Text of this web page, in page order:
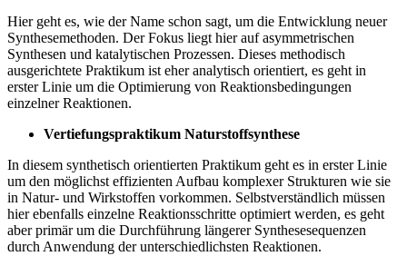
Hier geht es, wie der Name schon sagt, um die Entwicklung neuer
Synthese­methoden. Der Fokus liegt hier auf asymmetrischen
Synthesen und katalytischen Prozessen. Dieses methodisch
ausgerichtete Praktikum ist eher analytisch orientiert, es geht in
erster Linie um die Optimierung von Reaktions­bedingungen
einzelner Reaktionen.
Vertiefungspraktikum Naturstoffsynthese
In diesem synthetisch orientierten Praktikum geht es in erster Linie
um den möglichst effizienten Aufbau komplexer Strukturen wie sie
in Natur- und Wirkstoffen vorkommen. Selbstverständlich müssen
hier ebenfalls einzelne Reaktionsschritte optimiert werden, es geht
aber primär um die Durchführung längerer Synthesesequenzen
durch Anwendung der unterschiedlichsten Reaktionen.